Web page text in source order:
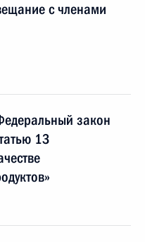
с членами
закон
13